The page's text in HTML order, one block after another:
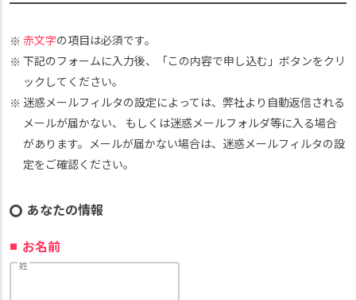
赤文字の項目は必須です。
下記のフォームに入力後、「この内容で申し込む」ボタンをクリ
ックしてください。
迷惑メールフィルタの設定によっては、弊社より自動返信される
メールが届かない、 もしくは迷惑メールフォルダ等に入る場合
があります。メールが届かない場合は、迷惑メールフィルタの設
定をご確認ください。
あなたの情報
お名前
姓